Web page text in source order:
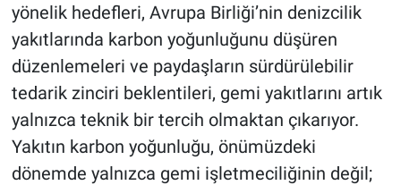
yönelik hedefleri, Avrupa Birliği’nin denizcilik
yakıtlarında karbon yoğunluğunu düşüren
düzenlemeleri ve paydaşların sürdürülebilir
tedarik zinciri beklentileri, gemi yakıtlarını artık
yalnızca teknik bir tercih olmaktan çıkarıyor.
Yakıtın karbon yoğunluğu, önümüzdeki
dönemde yalnızca gemi işletmeciliğinin değil;